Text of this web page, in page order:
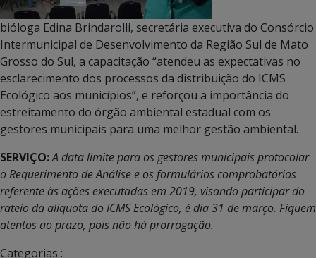
bióloga Edina Brindarolli, secretária executiva do Consórcio
Intermunicipal de Desenvolvimento da Região Sul de Mato
Grosso do Sul, a capacitação “atendeu as expectativas no
esclarecimento dos processos da distribuição do ICMS
Ecológico aos municípios”, e reforçou a importância do
estreitamento do órgão ambiental estadual com os
gestores municipais para uma melhor gestão ambiental.
SERVIÇO:A data limite para os gestores municipais protocolar
o Requerimento de Análise e os formulários comprobatórios
referente às ações executadas em 2019, visando participar do
rateio da alíquota do ICMS Ecológico, é dia 31 de março. Fiquem
atentos ao prazo, pois não há prorrogação.
Categorias :